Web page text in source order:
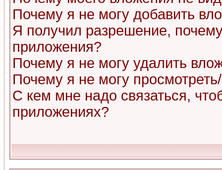
Почему я не могу добавить
Я получил разрешение,
приложения?
Почему я не могу удалить
Почему я не могу
С кем мне надо связаться,
приложениях?